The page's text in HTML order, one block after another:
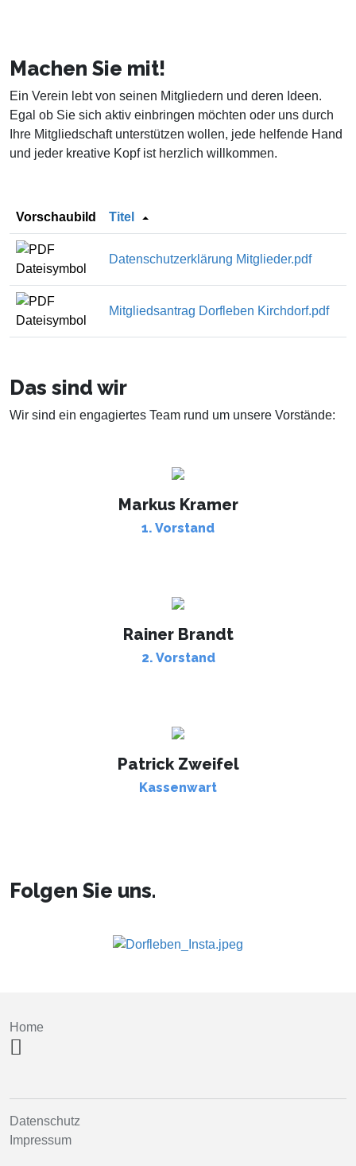
Machen Sie mit!
Ein Verein lebt von seinen Mitgliedern und deren Ideen.
Egal ob Sie sich aktiv einbringen möchten oder uns durch
Ihre Mitgliedschaft unterstützen wollen, jede helfende Hand
und jeder kreative Kopf ist herzlich willkommen.
Vorschaubild Titel
Datenschutzerklärung Mitglieder.pdf
Mitgliedsantrag Dorfleben Kirchdorf.pdf
Das sind wir
Wir sind ein engagiertes Team rund um unsere Vorstände:
Markus Kramer
1. Vorstand
Rainer Brandt
2. Vorstand
Patrick Zweifel
Kassenwart
Folgen Sie uns.
Home
Datenschutz
Impressum